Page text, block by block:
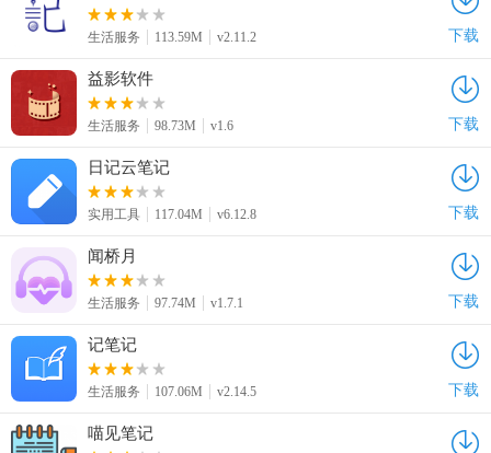
生活服务 113.59M v2.11.2 下载
益影软件
生活服务 98.73M v1.6 下载
日记云笔记
实用工具 117.04M v6.12.8 下载
闻桥月
生活服务 97.74M v1.7.1 下载
记笔记
生活服务 107.06M v2.14.5 下载
喵见笔记